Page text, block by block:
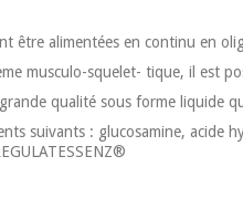
être alimentées en continu en
musculo-squelet- tique, il est
qualité sous forme liquide
suivants : glucosamine, acide